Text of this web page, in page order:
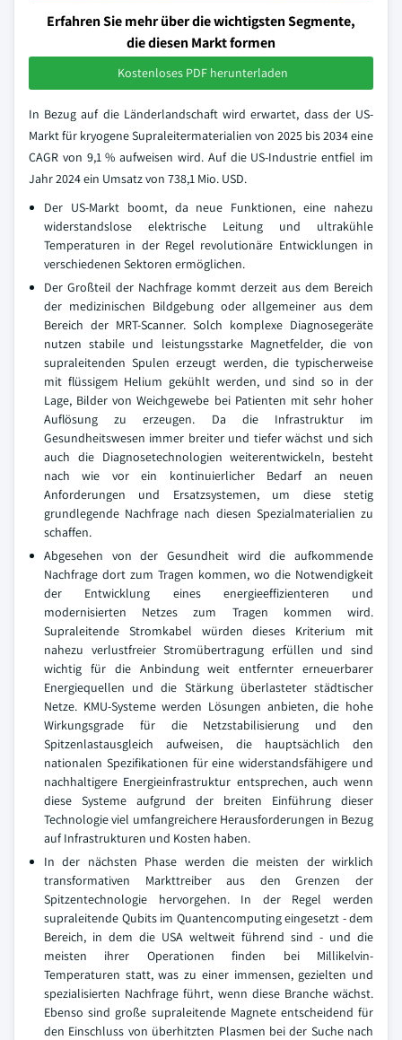
Erfahren Sie mehr über die wichtigsten Segmente,
die diesen Markt formen
Kostenloses PDF herunterladen
In Bezug auf die Länderlandschaft wird erwartet, dass der US-
Markt für kryogene Supraleitermaterialien von 2025 bis 2034 eine
CAGR von 9,1 % aufweisen wird. Auf die US-Industrie entfiel im
Jahr 2024 ein Umsatz von 738,1 Mio. USD.
Der US-Markt boomt, da neue Funktionen, eine nahezu
widerstandslose elektrische Leitung und ultrakühle
Temperaturen in der Regel revolutionäre Entwicklungen in
verschiedenen Sektoren ermöglichen.
Der Großteil der Nachfrage kommt derzeit aus dem Bereich
der medizinischen Bildgebung oder allgemeiner aus dem
Bereich der MRT-Scanner. Solch komplexe Diagnosegeräte
nutzen stabile und leistungsstarke Magnetfelder, die von
supraleitenden Spulen erzeugt werden, die typischerweise
mit flüssigem Helium gekühlt werden, und sind so in der
Lage, Bilder von Weichgewebe bei Patienten mit sehr hoher
Auflösung zu erzeugen. Da die Infrastruktur im
Gesundheitswesen immer breiter und tiefer wächst und sich
auch die Diagnosetechnologien weiterentwickeln, besteht
nach wie vor ein kontinuierlicher Bedarf an neuen
Anforderungen und Ersatzsystemen, um diese stetig
grundlegende Nachfrage nach diesen Spezialmaterialien zu
schaffen.
Abgesehen von der Gesundheit wird die aufkommende
Nachfrage dort zum Tragen kommen, wo die Notwendigkeit
der Entwicklung eines energieeffizienteren und
modernisierten Netzes zum Tragen kommen wird.
Supraleitende Stromkabel würden dieses Kriterium mit
nahezu verlustfreier Stromübertragung erfüllen und sind
wichtig für die Anbindung weit entfernter erneuerbarer
Energiequellen und die Stärkung überlasteter städtischer
Netze. KMU-Systeme werden Lösungen anbieten, die hohe
Wirkungsgrade für die Netzstabilisierung und den
Spitzenlastausgleich aufweisen, die hauptsächlich den
nationalen Spezifikationen für eine widerstandsfähigere und
nachhaltigere Energieinfrastruktur entsprechen, auch wenn
diese Systeme aufgrund der breiten Einführung dieser
Technologie viel umfangreichere Herausforderungen in Bezug
auf Infrastrukturen und Kosten haben.
In der nächsten Phase werden die meisten der wirklich
transformativen Markttreiber aus den Grenzen der
Spitzentechnologie hervorgehen. In der Regel werden
supraleitende Qubits im Quantencomputing eingesetzt - dem
Bereich, in dem die USA weltweit führend sind - und die
meisten ihrer Operationen finden bei Millikelvin-
Temperaturen statt, was zu einer immensen, gezielten und
spezialisierten Nachfrage führt, wenn diese Branche wächst.
Ebenso sind große supraleitende Magnete entscheidend für
den Einschluss von überhitzten Plasmen bei der Suche nach